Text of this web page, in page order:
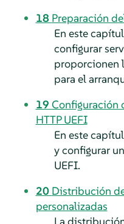
18 Preparación
En este
configurar
proporcionen
para el
19 Configuración
HTTP UEFI
En este
y configurar
UEFI.
20 Distribución
personalizadas
La